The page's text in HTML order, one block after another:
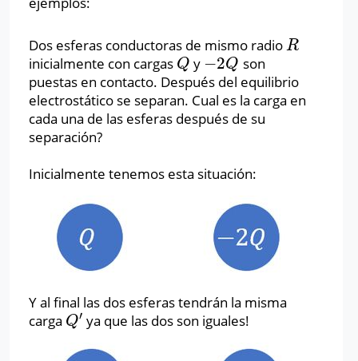
Dos esferas conductoras de mismo radio R
R
inicialmente con cargas Q
Q y −2Q
−2Q
son
puestas en contacto. Después del equilibrio
electrostático se separan. Cual es la carga en
cada una de las esferas después de su
separación?
Inicialmente tenemos esta situación:
Y al final las dos esferas tendrán la misma
carga Q′
Q′ ya que las dos son iguales!